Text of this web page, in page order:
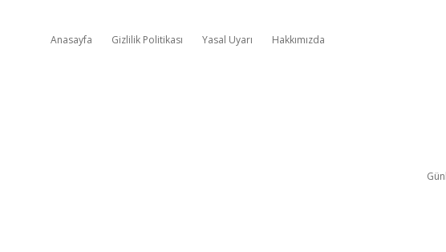
Anasayfa Gizlilik Politikası Yasal Uyarı Hakkımızda